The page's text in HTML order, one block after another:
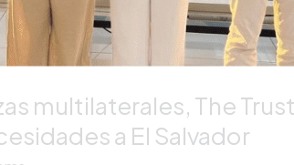
multilaterales, The
a El Salvador